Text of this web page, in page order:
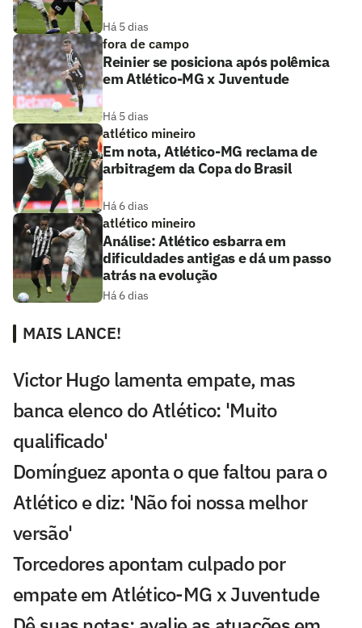
Há 5 dias
fora de campo
Reinier se posiciona após polêmica
em Atlético-MG x Juventude
Há 5 dias
atlético mineiro
Em nota, Atlético-MG reclama de
arbitragem da Copa do Brasil
Há 6 dias
atlético mineiro
Análise: Atlético esbarra em
dificuldades antigas e dá um passo
atrás na evolução
Há 6 dias
MAIS LANCE!
Victor Hugo lamenta empate, mas
banca elenco do Atlético: 'Muito
qualificado'
Domínguez aponta o que faltou para o
Atlético e diz: 'Não foi nossa melhor
versão'
Torcedores apontam culpado por
empate em Atlético-MG x Juventude